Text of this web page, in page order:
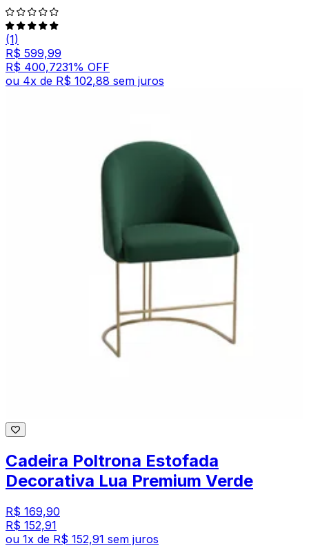
(1)
R$ 599,99
R$ 400,7231% OFF
ou 4x de R$ 102,88 sem juros
Cadeira Poltrona Estofada
Decorativa Lua Premium Verde
R$ 169,90
R$ 152,91
ou 1x de R$ 152,91 sem juros